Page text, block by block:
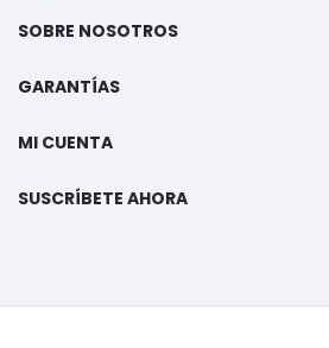
SOBRE NOSOTROS
GARANTÍAS
MI CUENTA
SUSCRÍBETE AHORA